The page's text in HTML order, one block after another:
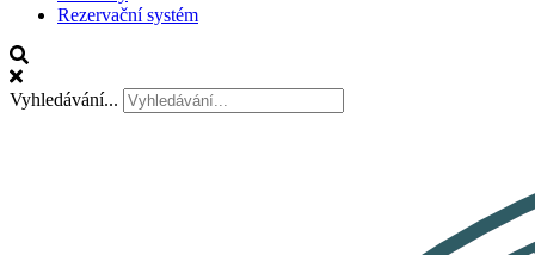
Rezervační systém
Vyhledávání...